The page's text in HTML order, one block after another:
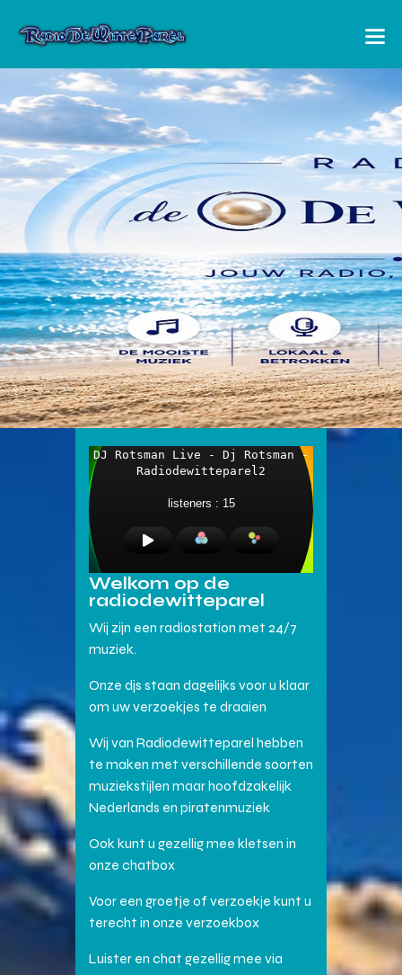
Welkom op de
radiodewitteparel
Wij zijn een radiostation met 24/7
muziek.
Onze djs staan dagelijks voor u klaar
om uw verzoekjes te draaien
Wij van Radiodewitteparel hebben
te maken met verschillende soorten
muziekstijlen maar hoofdzakelijk
Nederlands en piratenmuziek
Ook kunt u gezellig mee kletsen in
onze chatbox
Voor een groetje of verzoekje kunt u
terecht in onze verzoekbox
Luister en chat gezellig mee via